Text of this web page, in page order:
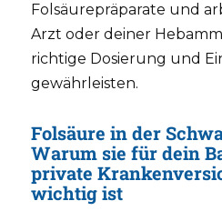
Folsäurepräparate und
Arzt oder deiner
richtige Dosierung und
gewährleisten.
Folsäure in der
Warum sie für dein
private
wichtig ist